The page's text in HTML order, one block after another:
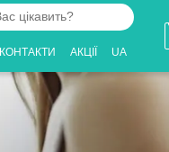
КОНТАКТИ АКЦІЇ UA